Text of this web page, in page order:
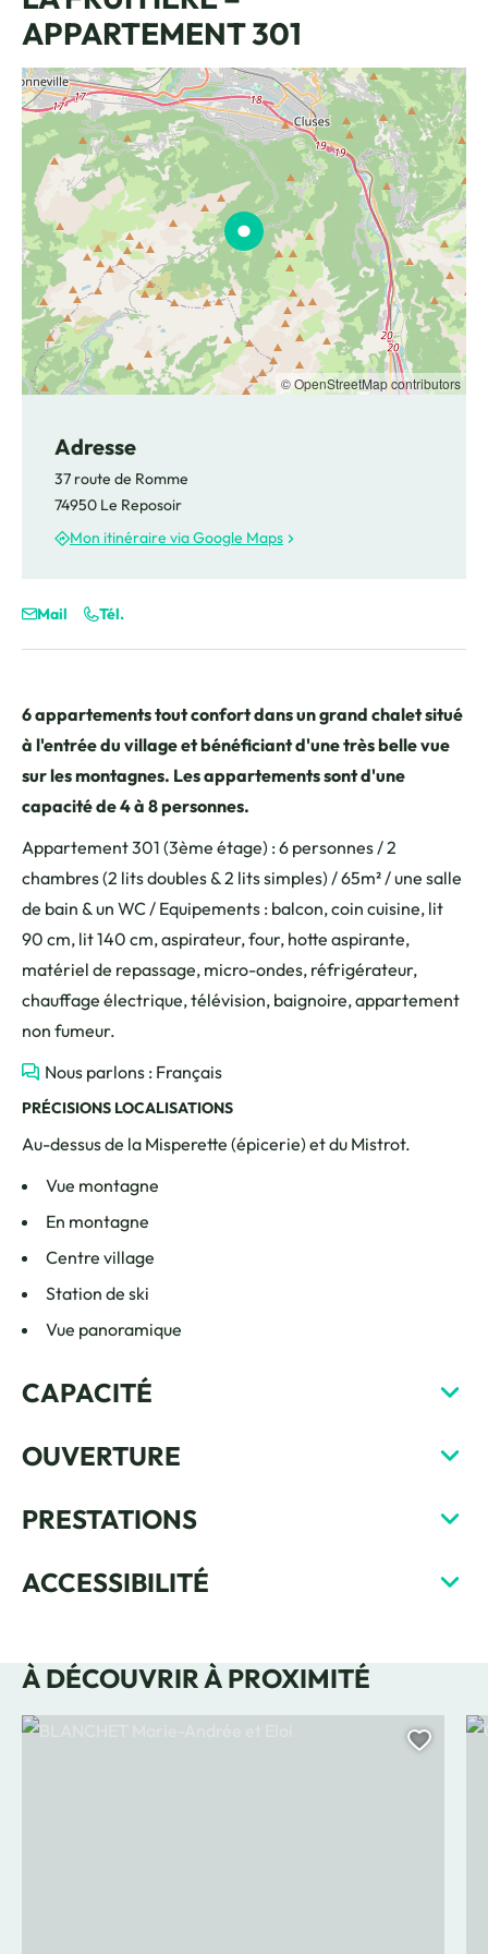
APPARTEMENT 301
6 appartements tout confort dans un grand chalet situé
à l'entrée du village et bénéficiant d'une très belle vue
sur les montagnes. Les appartements sont d'une
capacité de 4 à 8 personnes.
Appartement 301 (3ème étage) : 6 personnes / 2
chambres (2 lits doubles & 2 lits simples) / 65m² / une salle
de bain & un WC / Equipements : balcon, coin cuisine, lit
90 cm, lit 140 cm, aspirateur, four, hotte aspirante,
matériel de repassage, micro-ondes, réfrigérateur,
chauffage électrique, télévision, baignoire, appartement
non fumeur.
Nous parlons : Français
PRÉCISIONS LOCALISATIONS
Au-dessus de la Misperette (épicerie) et du Mistrot.
Vue montagne
En montagne
Centre village
Station de ski
Vue panoramique
CAPACITÉ
OUVERTURE
PRESTATIONS
ACCESSIBILITÉ
© OpenStreetMap contributors
Adresse
37 route de Romme
74950 Le Reposoir
Mon itinéraire via Google Maps
Mail Tél.
À DÉCOUVRIR À PROXIMITÉ
BLANCHET Marie-Andrée et Eloi, © Marie-Andrée Blanchet